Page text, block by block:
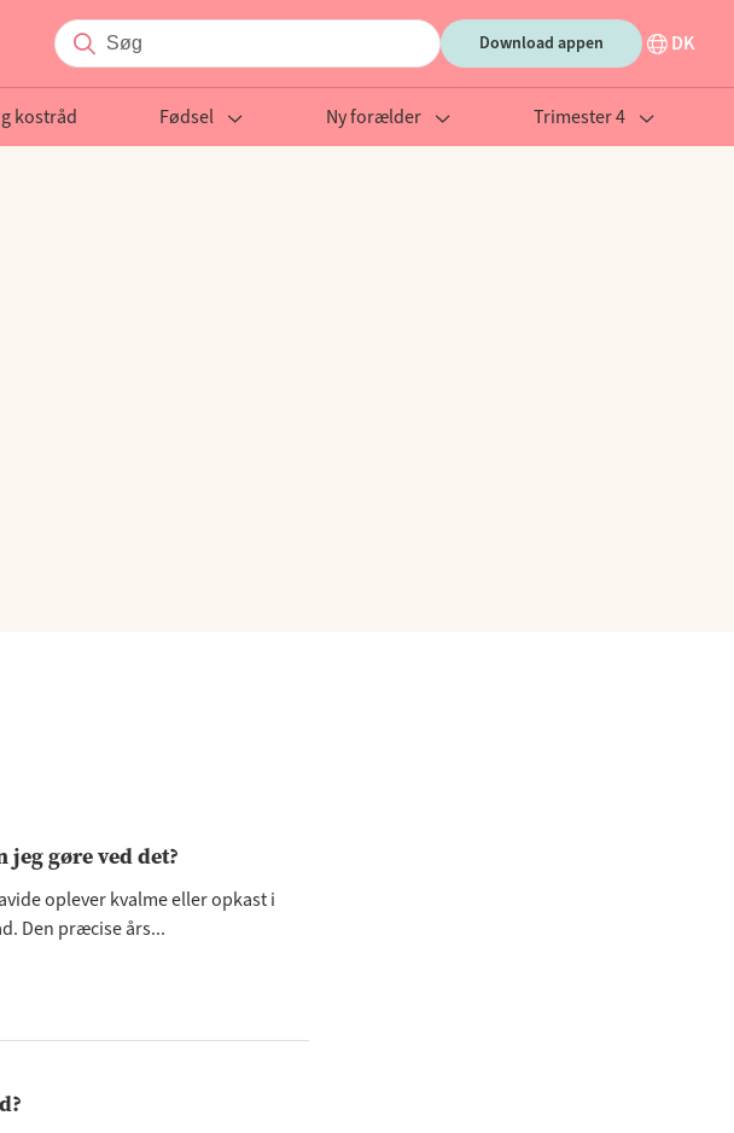
Download appen DK
kostråd Fødsel Ny forælder Trimester 4
jeg gøre ved det?
oplever kvalme eller opkast i
Den præcise års...